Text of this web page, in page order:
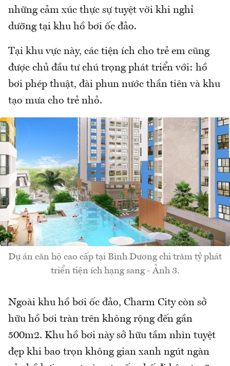
những cảm xúc thực sự tuyệt vời khi nghỉ
dưỡng tại khu hồ bơi ốc đảo.
Tại khu vực này, các tiện ích cho trẻ em cũng
được chủ đầu tư chú trọng phát triển với: hồ
bơi phép thuật, đài phun nước thần tiên và khu
tạo mưa cho trẻ nhỏ.
Dự án căn hộ cao cấp tại Bình Dương chi trăm tỷ phát
triển tiện ích hạng sang - Ảnh 3.
Ngoài khu hồ bơi ốc đảo, Charm City còn sở
hữu hồ bơi tràn trên không rộng đến gần
500m2. Khu hồ bơi này sở hữu tầm nhìn tuyệt
đẹp khi bao trọn không gian xanh ngút ngàn